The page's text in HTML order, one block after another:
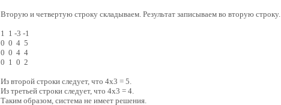
Вторую и четвертую строку складываем. Результат записываем во вторую строку.
1 1 -3 -1
0 0 4 5
0 0 4 4
0 1 0 2
Из второй строки следует, что 4x3 = 5.
Из третьей строки следует, что 4x3 = 4.
Таким образом, система не имеет решения.